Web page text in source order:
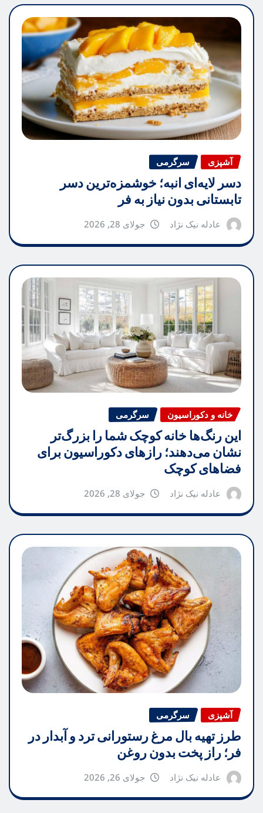
آشپزی سرگرمی
دسر لایه‌ای انبه؛ خوشمزه‌ترین دسر
تابستانی بدون نیاز به فر
عادله نیک نژاد جولای 28, 2026
خانه و دکوراسیون سرگرمی
این رنگ‌ها خانه کوچک شما را بزرگ‌تر
نشان می‌دهند؛ رازهای دکوراسیون برای
فضاهای کوچک
عادله نیک نژاد جولای 28, 2026
آشپزی سرگرمی
طرز تهیه بال مرغ رستورانی ترد و آبدار در
فر؛ راز پخت بدون روغن
عادله نیک نژاد جولای 26, 2026